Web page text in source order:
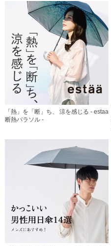
「熱」を「断」ち、 涼を感じる - estaa
断熱パラソル -